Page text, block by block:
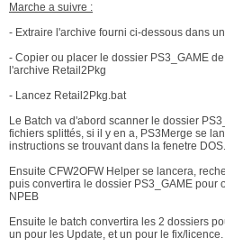
Marche a suivre :
- Extraire l'archive fourni ci-dessous dans
- Copier ou placer le dossier PS3_GAME
l'archive Retail2Pkg
- Lancez Retail2Pkg.bat
Le Batch va d'abord scanner le dossier
fichiers splittés, si il y en a, PS3Merge se
instructions se trouvant dans la fenetre DOS.
Ensuite CFW2OFW Helper se lancera,
puis convertira le dossier PS3_GAME pour
NPEB
Ensuite le batch convertira les 2 dossiers
un pour les Update, et un pour le fix/licence.